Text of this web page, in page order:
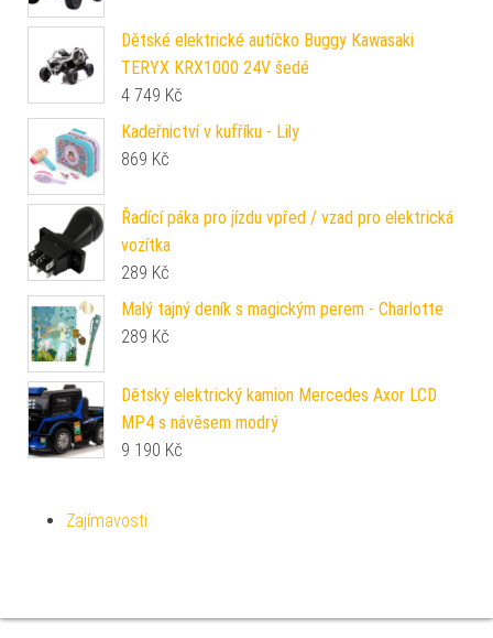
Dětské elektrické autíčko Buggy Kawasaki
TERYX KRX1000 24V šedé
4 749 Kč
Kadeřnictví v kufříku - Lily
869 Kč
Řadící páka pro jízdu vpřed / vzad pro elektrická
vozítka
289 Kč
Malý tajný deník s magickým perem - Charlotte
289 Kč
Dětský elektrický kamion Mercedes Axor LCD
MP4 s návěsem modrý
9 190 Kč
Zajímavosti